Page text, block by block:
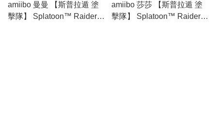
amiibo 曼曼 【斯普拉遁 塗
擊隊】 Splatoon™ Raiders
amiibo 莎莎 【斯普拉遁 塗
擊隊】 Splatoon™ Raiders